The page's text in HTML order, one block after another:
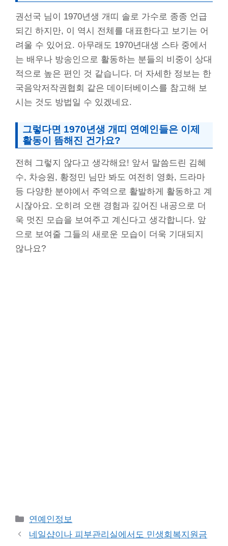
권선국 님이 1970년생 개띠 솔로 가수로 종종 언급
되긴 하지만, 이 역시 전체를 대표한다고 보기는 어
려울 수 있어요. 아무래도 1970년대생 스타 중에서
는 배우나 방송인으로 활동하는 분들의 비중이 상대
적으로 높은 편인 것 같습니다. 더 자세한 정보는 한
국음악저작권협회 같은 데이터베이스를 참고해 보
시는 것도 방법일 수 있겠네요.
그렇다면 1970년생 개띠 연예인들은 이제
활동이 뜸해진 건가요?
전혀 그렇지 않다고 생각해요! 앞서 말씀드린 김혜
수, 차승원, 황정민 님만 봐도 여전히 영화, 드라마
등 다양한 분야에서 주역으로 활발하게 활동하고 계
시잖아요. 오히려 오랜 경험과 깊어진 내공으로 더
욱 멋진 모습을 보여주고 계신다고 생각합니다. 앞
으로 보여줄 그들의 새로운 모습이 더욱 기대되지
않나요?
Categories
연예인정보
네일샵이나 피부관리실에서도 민생회복지원금